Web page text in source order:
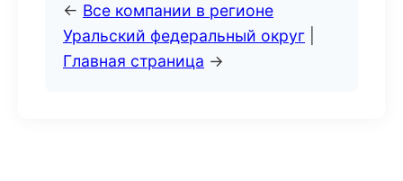
← Все компании в регионе
Уральский федеральный округ
Главная страница →